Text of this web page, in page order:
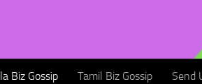
Biz Gossip Tamil Biz Gossip Send